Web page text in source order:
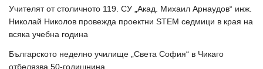
Учителят от столичното 119. СУ „Акад. Михаил Арнаудов“ инж.
Николай Николов провежда проектни STEM седмици в края на
всяка учебна година
Българското неделно училище „Света София“ в Чикаго
отбелязва 50-годишнина